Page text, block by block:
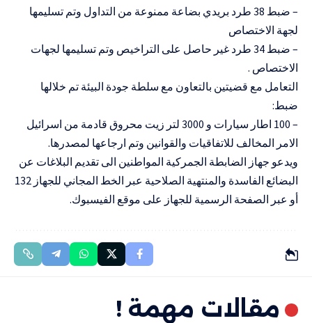
– ضبط 38 طرد بريدي بضاعة ممنوعة من التداول وتم تسليمها
لجهة الاختصاص
– ضبط 34 طرد غير حاصل على التراخيص وتم تسليمها لجهات
الاختصاص .
التعامل مع قضيتين بالتعاون مع سلطة جودة البيئة تم خلالها
ضبط:
– 100 اطار سيارات و 3000 لتر زيت محروق قادمة من اسرائيل
الامر المخالف للاتفاقيات والقوانين وتم ارجاعها لمصدرها.
ويدعو جهاز الضابطة الجمركية المواطنين الى تقديم البلاغات عن
البضائع الفاسدة والمنتهية الصلاحية عبر الخط المجاني للجهاز 132
أو عبر الصفحة الرسمية للجهاز على موقع الفيسبوك.
مقالات مهمة !